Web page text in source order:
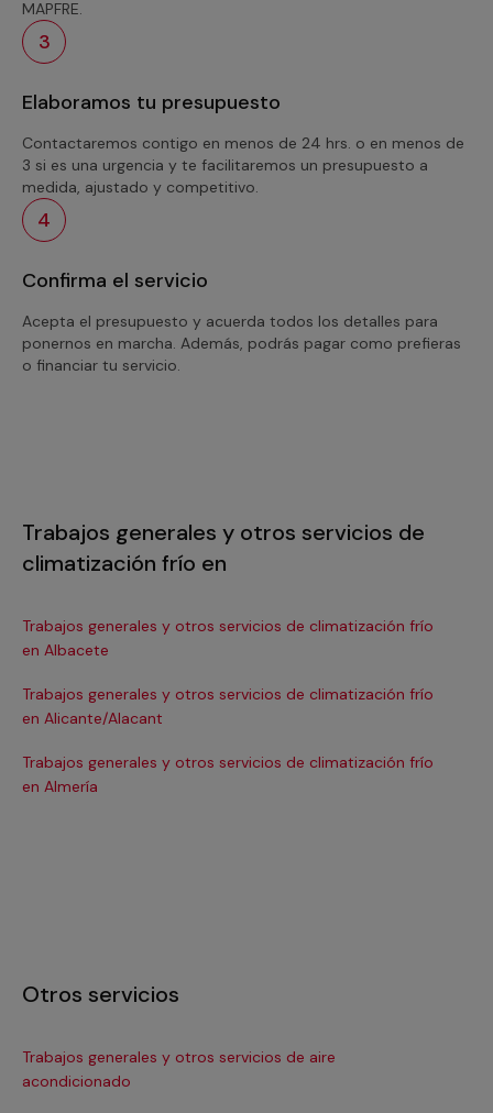
MAPFRE.
3
Elaboramos tu presupuesto
Contactaremos contigo en menos de 24 hrs. o en menos de
3 si es una urgencia y te facilitaremos un presupuesto a
medida, ajustado y competitivo.
4
Confirma el servicio
Acepta el presupuesto y acuerda todos los detalles para
ponernos en marcha. Además, podrás pagar como prefieras
o financiar tu servicio.
Trabajos generales y otros servicios de
climatización frío en
Trabajos generales y otros servicios de climatización frío
en Albacete
Trabajos generales y otros servicios de climatización frío
en Alicante/Alacant
Trabajos generales y otros servicios de climatización frío
en Almería
Otros servicios
Trabajos generales y otros servicios de aire
acondicionado